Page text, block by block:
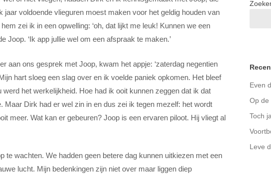
jaar voldoende vlieguren moest maken voor het geldig houden van
zei ik in een opwelling: ‘oh, dat lijkt me leuk! Kunnen we een
Joop. ‘Ik app jullie wel om een afspraak te maken.’
aan ons gesprek met Joop, kwam het appje: ‘zaterdag negentien
hart sloeg een slag over en ik voelde paniek opkomen. Het bleef
het werkelijkheid. Hoe had ik ooit kunnen zeggen dat ik dat
Maar Dirk had er wel zin in en dus zei ik tegen mezelf: het wordt
meer. Wat kan er gebeuren? Joop is een ervaren piloot. Hij vliegt al
te wachten. We hadden geen betere dag kunnen uitkiezen met een
lucht. Mijn bedenkingen zijn niet over maar liggen diep
Even
Op de
Toch
Leve